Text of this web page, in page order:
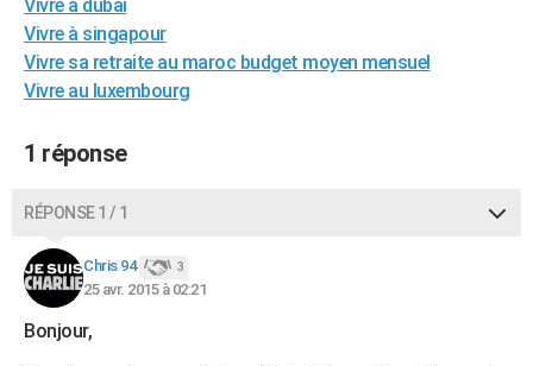
BONS PLANS
CARTE DE VOEUX
Carte de Noël
Carte Bonne année
Carte Saint-Valentin
Carte Pâques
Carte d'anniversaire
DICTIONNAIRE
S'inscrire
Se connecter
Lycées
Collèges
Primaires
Universités
Entreprises
Service militaire
Avis de recherche
AVIS DE DÉCÈS
FORUM
Vivre a dubai
Vivre à singapour
Vivre sa retraite au maroc budget moyen mensuel
Vivre au luxembourg
1 réponse
RÉPONSE 1 / 1
Chris 94 3
25 avr. 2015 à 02:21
Bonjour,